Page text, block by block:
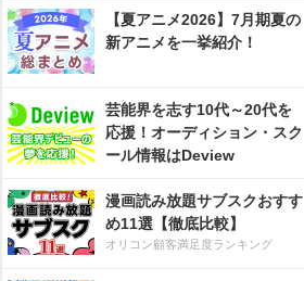
【夏アニメ2026】7月期夏の
新アニメを一挙紹介！
芸能界を志す10代～20代を
応援！オーディション・スク
ール情報はDeview
漫画読み放題サブスクおすす
め11選【徹底比較】
オリコン顧客満足度ランキング